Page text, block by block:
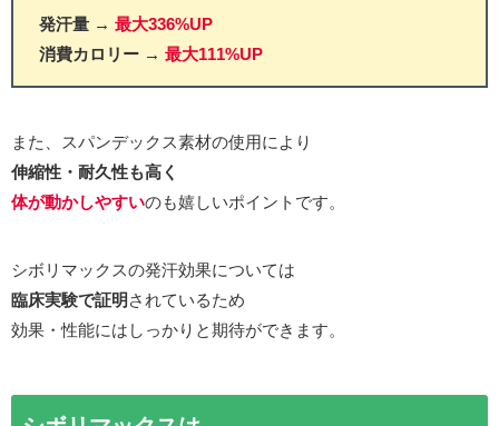
発汗量 → 最大336%UP
消費カロリー→ 最大111%UP
また、スパンデックス素材の使用により
伸縮性・耐久性も高く
体が動かしやすいのも嬉しいポイントです。
シボリマックスの発汗効果については
臨床実験で証明 されているため
効果・性能にはしっかりと期待ができます。